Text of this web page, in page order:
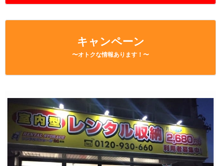
キャンペーン
〜オトクな情報あります！〜